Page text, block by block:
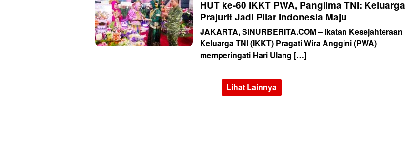
HUT ke-60 IKKT PWA, Panglima TNI: Keluarga
Prajurit Jadi Pilar Indonesia Maju
JAKARTA, SINURBERITA.COM – Ikatan Kesejahteraan
Keluarga TNI (IKKT) Pragati Wira Anggini (PWA)
memperingati Hari Ulang […]
Lihat Lainnya